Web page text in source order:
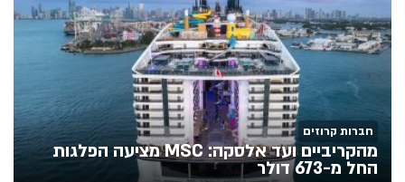
חברות קרוזים
מהקריביים ועד אלסקה: MSC מציעה הפלגות
החל מ-673 דולר